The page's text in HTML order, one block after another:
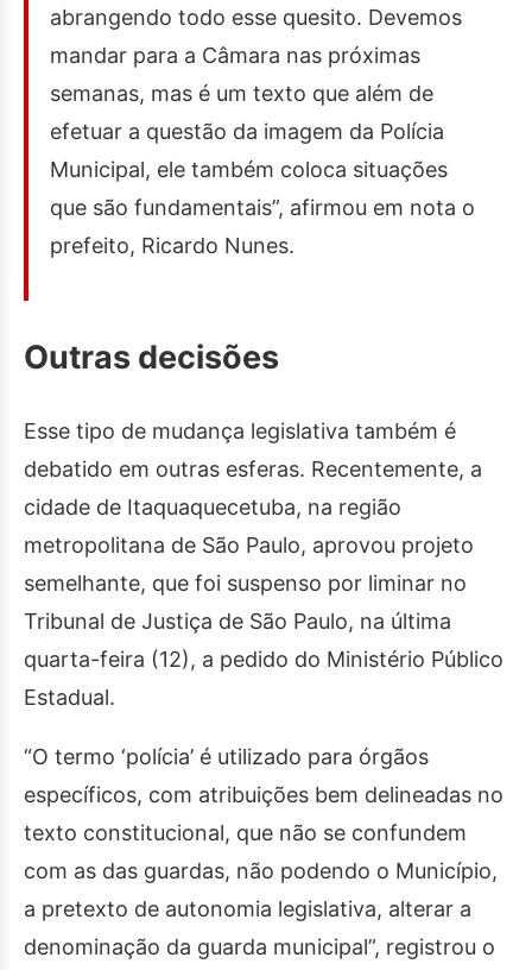
abrangendo todo esse quesito. Devemos
mandar para a Câmara nas próximas
semanas, mas é um texto que além de
efetuar a questão da imagem da Polícia
Municipal, ele também coloca situações
que são fundamentais”, afirmou em nota o
prefeito, Ricardo Nunes.
Outras decisões
Esse tipo de mudança legislativa também é
debatido em outras esferas. Recentemente, a
cidade de Itaquaquecetuba, na região
metropolitana de São Paulo, aprovou projeto
semelhante, que foi suspenso por liminar no
Tribunal de Justiça de São Paulo, na última
quarta-feira (12), a pedido do Ministério Público
Estadual.
“O termo ‘polícia’ é utilizado para órgãos
específicos, com atribuições bem delineadas no
texto constitucional, que não se confundem
com as das guardas, não podendo o Município,
a pretexto de autonomia legislativa, alterar a
denominação da guarda municipal”, registrou o